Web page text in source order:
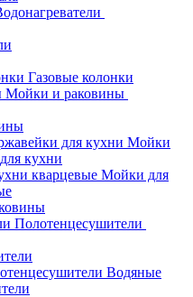
Газовые колонки
Мойки и раковины
Мойки
кухни
Мойки для
Полотенцесушители
Водяные